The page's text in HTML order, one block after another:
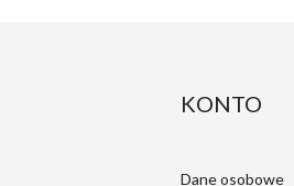
KONTO
Dane osobowe